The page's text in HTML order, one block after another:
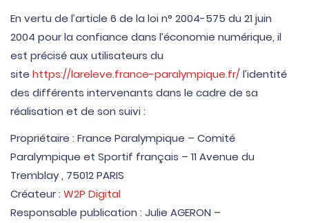
En vertu de l’article 6 de la loi n° 2004-575 du 21 juin
2004 pour la confiance dans l’économie numérique, il
est précisé aux utilisateurs du
site https://lareleve.france-paralympique.fr/l’identité
des différents intervenants dans le cadre de sa
réalisation et de son suivi :
Propriétaire : France Paralympique – Comité
Paralympique et Sportif français – 11 Avenue du
Tremblay , 75012 PARIS
Créateur : W2P Digital
Responsable publication : Julie AGERON –